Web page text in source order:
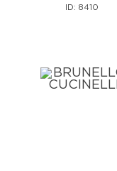
ID: 8410